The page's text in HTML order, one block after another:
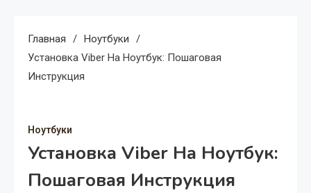
Главная
Ноутбуки
Установка Viber На Ноутбук: Пошаговая
Инструкция
Ноутбуки
Установка Viber На Ноутбук:
Пошаговая Инструкция